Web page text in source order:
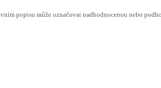
popisu může označovat nadhodnocenou nebo